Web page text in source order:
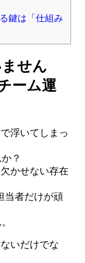
鍵は「仕組み
せん
ーム運
浮いてしまっ
？
かせない存在
当者だけが頑
いだけでな